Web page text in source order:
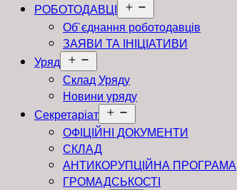
РОБОТОДАВЦІ
меню
Об`єднання роботодавців
ЗАЯВИ ТА ІНІЦІАТИВИ
Уряд
меню
Склад Уряду
Новини уряду
Секретаріат
меню
ОФІЦІЙНІ ДОКУМЕНТИ
СКЛАД
АНТИКОРУПЦІЙНА ПРОГРАМА
ГРОМАДСЬКОСТІ